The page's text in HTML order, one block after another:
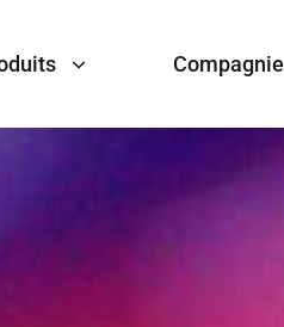
Compagnie